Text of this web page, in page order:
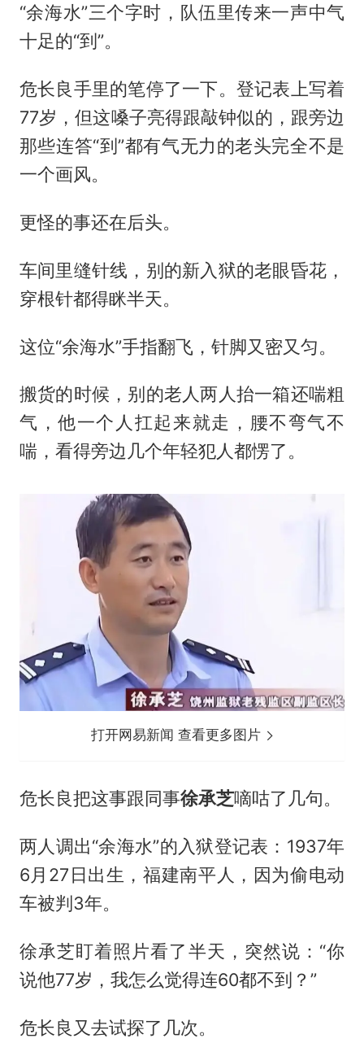
“余海水”三个字时，队伍里传来一声中气
十足的“到”。
危长良手里的笔停了一下。登记表上写着
77岁，但这嗓子亮得跟敲钟似的，跟旁边
那些连答“到”都有气无力的老头完全不是
一个画风。
更怪的事还在后头。
车间里缝针线，别的新入狱的老眼昏花，
穿根针都得眯半天。
这位“余海水”手指翻飞，针脚又密又匀。
搬货的时候，别的老人两人抬一箱还喘粗
气，他一个人扛起来就走，腰不弯气不
喘，看得旁边几个年轻犯人都愣了。
打开网易新闻 查看更多图片
危长良把这事跟同事徐承芝嘀咕了几句。
两人调出“余海水”的入狱登记表：1937年
6月27日出生，福建南平人，因为偷电动
车被判3年。
徐承芝盯着照片看了半天，突然说：“你
说他77岁，我怎么觉得连60都不到？”
危长良又去试探了几次。